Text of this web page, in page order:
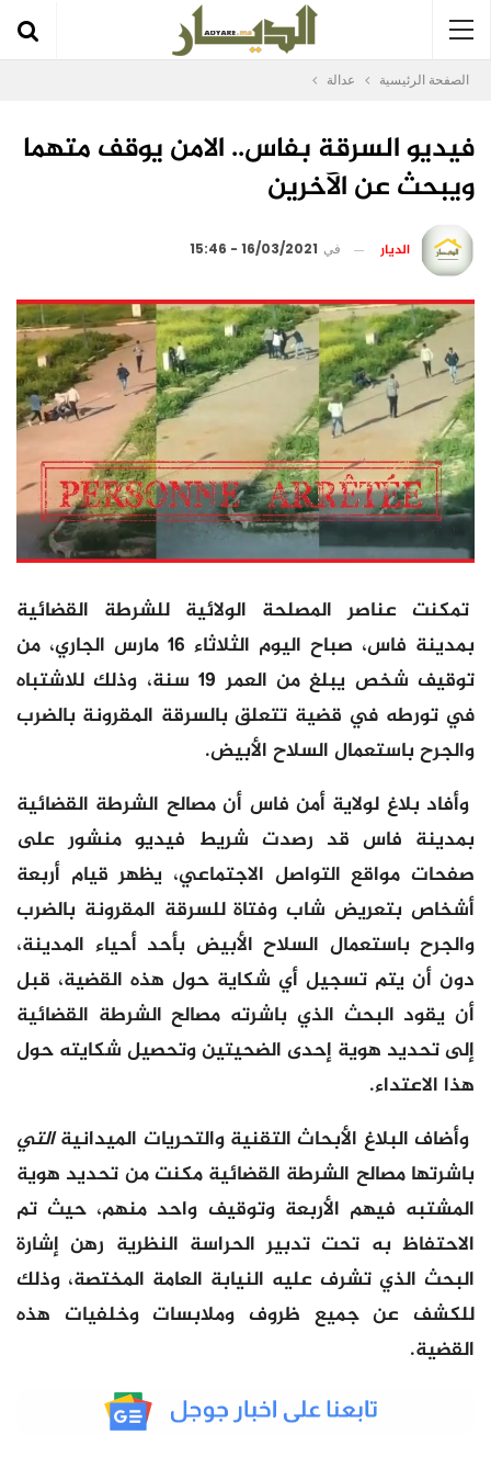
الصفحة الرئيسية عدالة
فيديو السرقة بفاس.. الامن يوقف متهما
ويبحث عن الآخرين
الديار في 16/03/2021 - 15:46
تمكنت عناصر المصلحة الولائية للشرطة القضائية
بمدينة فاس، صباح اليوم الثلاثاء 16 مارس الجاري، من
توقيف شخص يبلغ من العمر 19 سنة، وذلك للاشتباه
في تورطه في قضية تتعلق بالسرقة المقرونة بالضرب
والجرح باستعمال السلاح الأبيض.
وأفاد بلاغ لولاية أمن فاس أن مصالح الشرطة القضائية
بمدينة فاس قد رصدت شريط فيديو منشور على
صفحات مواقع التواصل الاجتماعي، يظهر قيام أربعة
أشخاص بتعريض شاب وفتاة للسرقة المقرونة بالضرب
والجرح باستعمال السلاح الأبيض بأحد أحياء المدينة،
دون أن يتم تسجيل أي شكاية حول هذه القضية، قبل
أن يقود البحث الذي باشرته مصالح الشرطة القضائية
إلى تحديد هوية إحدى الضحيتين وتحصيل شكايته حول
هذا الاعتداء.
وأضاف البلاغ الأبحاث التقنية والتحريات الميدانيةالتي
باشرتها مصالح الشرطة القضائية مكنت من تحديد هوية
المشتبه فيهم الأربعة وتوقيف واحد منهم، حيث تم
الاحتفاظ به تحت تدبير الحراسة النظرية رهن إشارة
البحث الذي تشرف عليه النيابة العامة المختصة، وذلك
للكشف عن جميع ظروف وملابسات وخلفيات هذه
القضية.